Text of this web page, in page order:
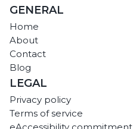
GENERAL
Home
About
Contact
Blog
LEGAL
Privacy policy
Terms of service